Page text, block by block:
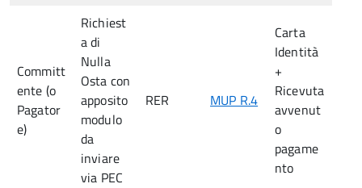
Committ
ente (o
Pagator
e)
Richiest
a di
Nulla
Osta con
apposito
modulo
da
inviare
via PEC
RER MUP R.4
Carta
Identità
+
Ricevuta
avvenut
o
pagame
nto